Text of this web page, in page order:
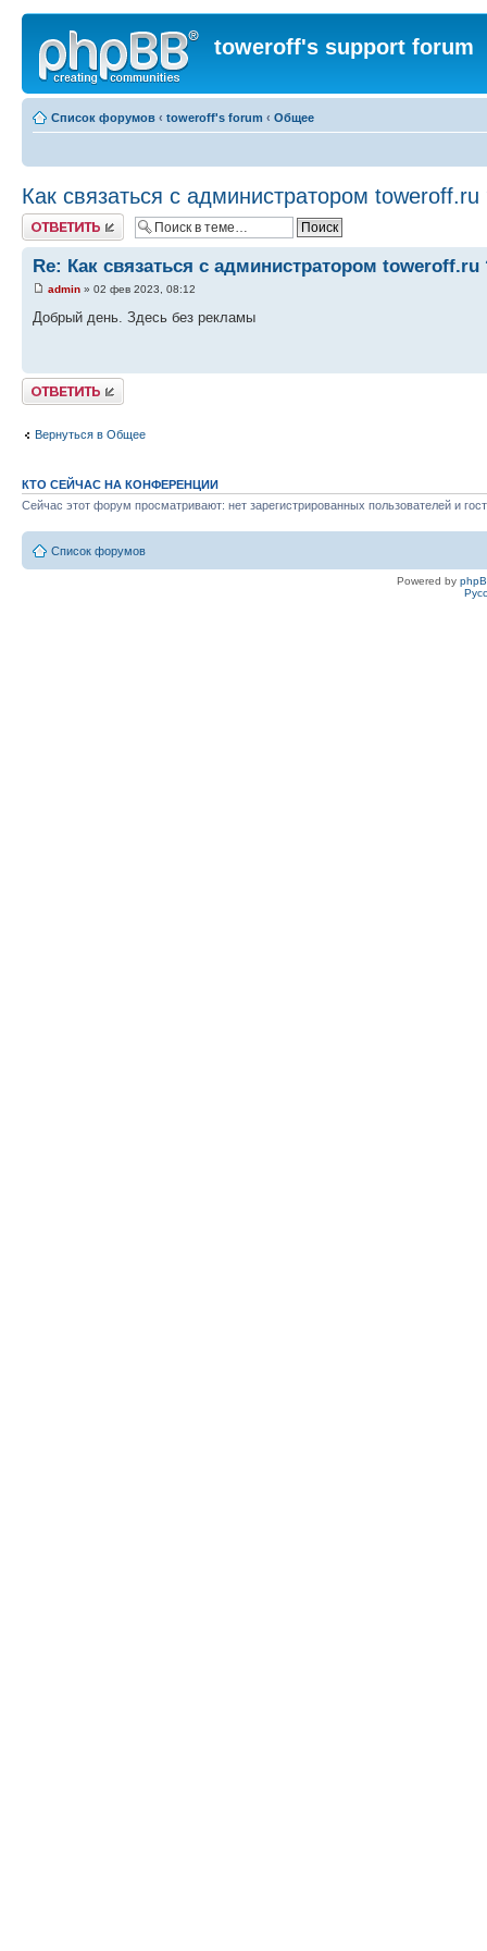
toweroff's support forum
Список форумов ‹ toweroff's forum ‹ Общее
Как связаться с администратором toweroff.ru
Ответить
Re: Как связаться с администратором toweroff.ru
admin » 02 фев 2023, 08:12
Добрый день. Здесь без рекламы
Ответить
Вернуться в Общее
КТО СЕЙЧАС НА КОНФЕРЕНЦИИ
Сейчас этот форум просматривают: нет зарегистрированных пользователей и
Список форумов
Powered by